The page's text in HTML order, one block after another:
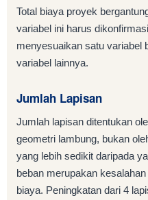
Total biaya proyek
variabel ini harus
menyesuaikan satu variabel
variabel lainnya.
Jumlah Lapisan
Jumlah lapisan ditentukan
geometri lambung, bukan
yang lebih sedikit daripada
beban merupakan
biaya. Peningkatan dari 4